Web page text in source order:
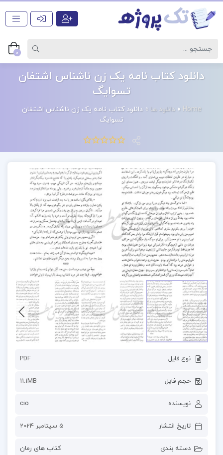
0
دانلود کتاب نامه یک زن ناشناس اشتفان
تسوایگ
Home
» دانلود ها »دانلود کتاب نامه یک زن ناشناس اشتفان
تسوایگ
نوع فایل PDF
حجم فایل 11.1MB
نویسنده cio
تاریخ انتشار 5 سپتامبر 2024
دسته بندی کتاب های رمان